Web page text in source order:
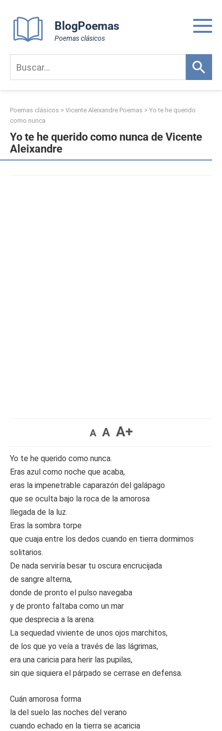
content
BlogPoemas
Poemas clásicos
Poemas clásicos > Vicente Aleixandre Poemas > Yo te he querido
como nunca
Yo te he querido como nunca de Vicente
Aleixandre
A A A+
Yo te he querido como nunca.
Eras azul como noche que acaba,
eras la impenetrable caparazón del galápago
que se oculta bajo la roca de la amorosa
llegada de la luz.
Eras la sombra torpe
que cuaja entre los dedos cuando en tierra dormimos
solitarios.
De nada serviría besar tu oscura encrucijada
de sangre alterna,
donde de pronto el pulso navegaba
y de pronto faltaba como un mar
que desprecia a la arena.
La sequedad viviente de unos ojos marchitos,
de los que yo veía a través de las lágrimas,
era una caricia para herir las pupilas,
sin que siquiera el párpado se cerrase en defensa.
Cuán amorosa forma
la del suelo las noches del verano
cuando echado en la tierra se acaricia